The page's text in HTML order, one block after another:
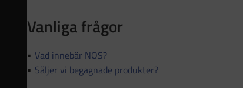
Vanliga frågor
Vad innebär NOS?
Säljer vi begagnade produkter?